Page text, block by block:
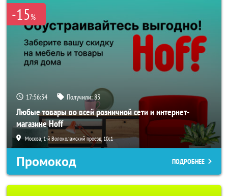
-15%
17:56:32 Получили:83
Любые товары во всей розничной сети и интернет-
магазине Hoff
Москва, 1-й Волоколамский проезд, 10с1
Промокод ПОДРОБНЕЕ